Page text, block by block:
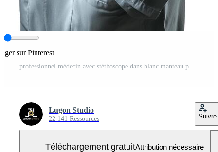
sur Pinterest
Lugon Studio
22 141 Ressources Suivre
Téléchargement gratuitAttribution nécessaire